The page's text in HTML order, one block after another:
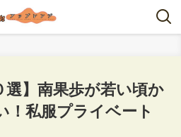
選】南果歩が若い頃か
！私服プライベート